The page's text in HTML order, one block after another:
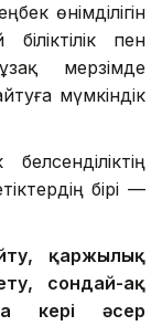
өнімділігін
пен
мерзімде
мүмкіндік
бірі —
қаржылық
сондай-ақ
кері әсер